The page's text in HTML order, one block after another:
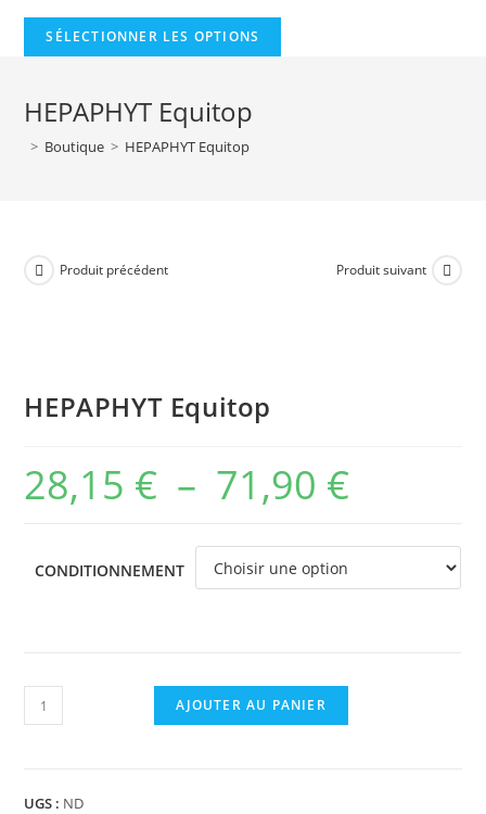
prix :
28,15 €
71,90 €
SÉLECTIONNER LES OPTIONS
HEPAPHYT Equitop
> Boutique > HEPAPHYT Equitop
Produit précédent Produit suivant
HEPAPHYT Equitop
28,15 € – 71,90 €
prix :
CONDITIONNEMENT
quantité
de
AJOUTER AU PANIER
UGS : ND